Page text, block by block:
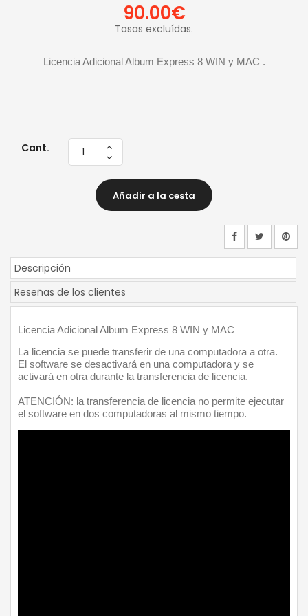
90.00€
Tasas excluídas.
Licencia Adicional Album Express 8 WIN y MAC .
Cant.
Añadir a la cesta
Descripción
Reseñas de los clientes
Licencia Adicional Album Express 8 WIN y MAC
La licencia se puede transferir de una computadora a otra.
El software se desactivará en una computadora y se
activará en otra durante la transferencia de licencia.
ATENCIÓN: la transferencia de licencia no permite ejecutar
el software en dos computadoras al mismo tiempo.